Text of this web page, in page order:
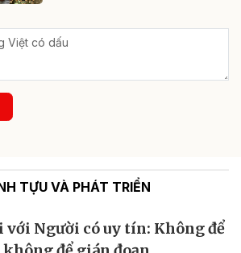
TỰU VÀ PHÁT TRIỂN
với Người có uy tín: Không để